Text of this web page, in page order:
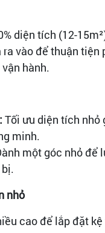
diện tích (12-
vào để thuận tiện
hành.
Tối ưu diện tích nhỏ
minh.
một góc nhỏ để
nhỏ
cao để lắp đặt